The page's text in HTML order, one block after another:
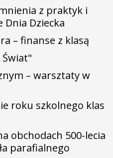
z praktyk i
Dziecka
– finanse z klasą
– warsztaty w
roku szkolnego klas
obchodach 500-lecia
parafialnego